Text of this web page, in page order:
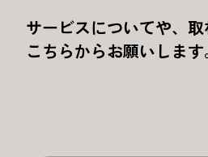
サービスについてや、
こちらからお願いします